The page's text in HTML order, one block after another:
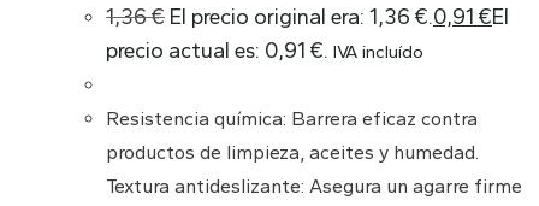
1,36€ El precio original era: 1,36 €.0,91 €El
precio actual es: 0,91 €. IVA incluído
Resistencia química: Barrera eficaz contra
productos de limpieza, aceites y humedad.
Textura antideslizante: Asegura un agarre firme